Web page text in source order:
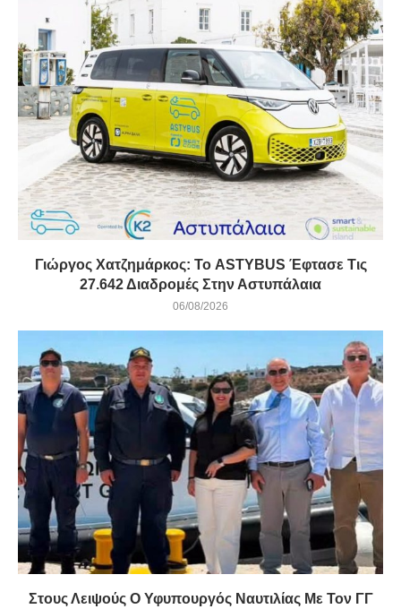
Γιώργος Χατζημάρκος: Το ASTYBUS Έφτασε Τις
27.642 Διαδρομές Στην Αστυπάλαια
06/08/2026
Στους Λειψούς Ο Υφυπουργός Ναυτιλίας Με Τον ΓΓ